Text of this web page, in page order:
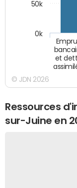
et
0k
50k
© JDN 2026
Ressources
sur-Juine en